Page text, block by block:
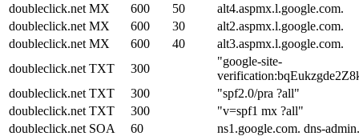
doubleclick.net MX 600 50
alt4.aspmx.l.google.com.
doubleclick.net MX 600 30
alt2.aspmx.l.google.com.
doubleclick.net MX 600 40
alt3.aspmx.l.google.com.
doubleclick.net TXT 300
"google-site-
doubleclick.net TXT 300
"spf2.0/pra ?all"
doubleclick.net TXT 300
"v=spf1 mx ?all"
doubleclick.net SOA 60
ns1.google.com. dns-